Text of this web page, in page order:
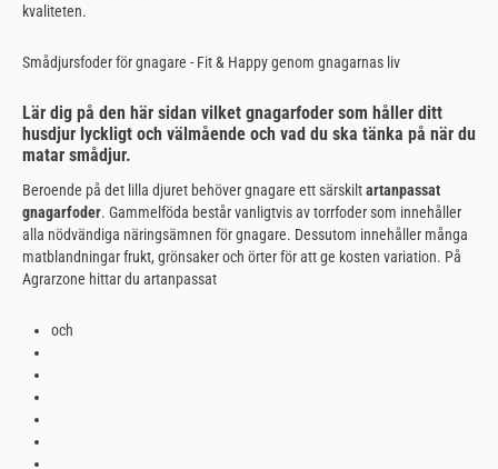
kvaliteten.
Smådjursfoder för gnagare - Fit & Happy genom gnagarnas liv
Lär dig på den här sidan vilket gnagarfoder som håller ditt
husdjur lyckligt och välmående och vad du ska tänka på när du
matar smådjur.
Beroende på det lilla djuret behöver gnagare ett särskiltartanpassat
gnagarfoder. Gammelföda består vanligtvis av torrfoder som innehåller
alla nödvändiga näringsämnen för gnagare. Dessutom innehåller många
matblandningar frukt, grönsaker och örter för att ge kosten variation. På
Agrarzone hittar du artanpassat
och